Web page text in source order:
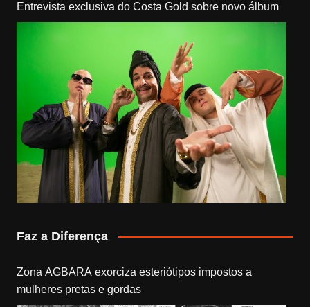
Entrevista exclusiva do Costa Gold sobre novo álbum
Faz a Diferença
Zona AGBARA exorciza esteriótipos impostos a
mulheres pretas e gordas